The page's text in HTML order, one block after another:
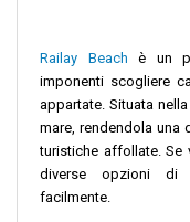
Railay Beach è un
imponenti scogliere
appartate. Situata
mare, rendendola una
turistiche affollate. Se
diverse opzioni di
facilmente.